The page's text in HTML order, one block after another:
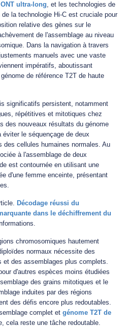
ONT ultra-long, et les technologies de
la technologie Hi-C est cruciale pour
relative des gènes sur le
de l'assemblage au niveau
Dans la navigation à travers
manuels avec une vaste
impératifs, aboutissant
de référence T2T de haute
significatifs persistent, notamment
répétitives et mitotiques chez
des nouveaux résultats du génome
le séquençage de deux
cellules humaines normales. Au
à l'assemblage de deux
est contournée en utilisant une
d'une femme enceinte, présentant
Décodage réussi du
dans le déchiffrement du
chromosomiques hautement
normaux nécessite des
et des assemblages plus complets.
d'autres espèces moins étudiées
des grains mitotiques et le
induites par des régions
des défis encore plus redoutables.
complet et génome T2T de
cela reste une tâche redoutable.